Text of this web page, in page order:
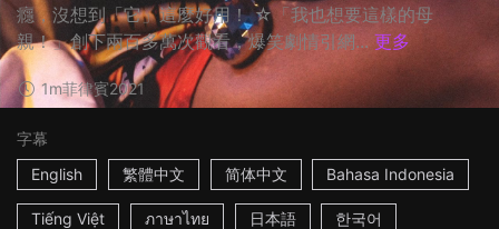
癮，沒想到「它」這麼好用！ ☆「我也想要這樣的母
親！」創下兩百多萬次觀看，爆笑劇情引網... 更多
1m菲律賓2021
字幕
English
繁體中文 简体中文 Bahasa Indonesia
Tiếng Việt ภาษาไทย 日本語 한국어